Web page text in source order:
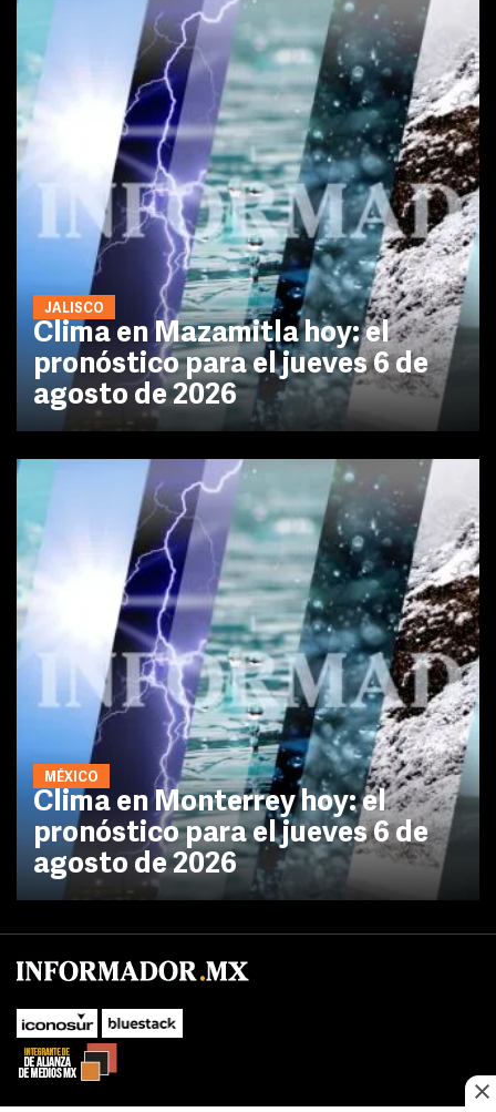
JALISCO
Clima en Mazamitla hoy: el
pronóstico para el jueves 6 de
agosto de 2026
MÉXICO
Clima en Monterrey hoy: el
pronóstico para el jueves 6 de
agosto de 2026